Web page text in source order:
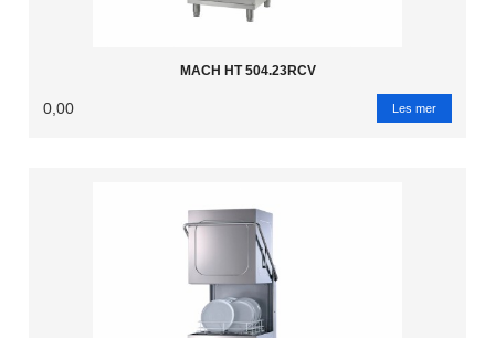
MACH HT 504.23RCV
0,00 Les mer